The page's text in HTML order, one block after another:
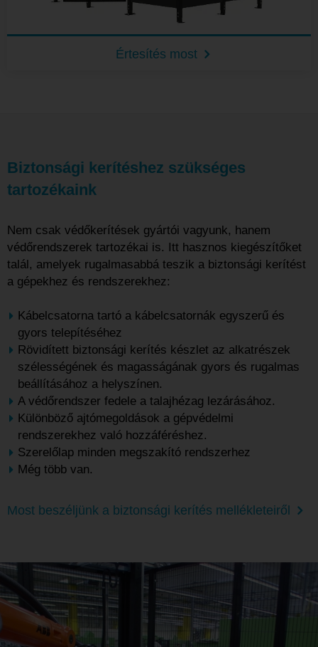
Értesítés most
Biztonsági kerítéshez szükséges
tartozékaink
Nem csak védőkerítések gyártói vagyunk, hanem
védőrendszerek tartozékai is. Itt hasznos kiegészítőket
talál, amelyek rugalmasabbá teszik a biztonsági kerítést
a gépekhez és rendszerekhez:
Kábelcsatorna tartó a kábelcsatornák egyszerű és
gyors telepítéséhez
Rövidített biztonsági kerítés készlet az alkatrészek
szélességének és magasságának gyors és rugalmas
beállításához a helyszínen.
A védőrendszer fedele a talajhézag lezárásához.
Különböző ajtómegoldások a gépvédelmi
rendszerekhez való hozzáféréshez.
Szerelőlap minden megszakító rendszerhez
Még több van.
Most beszéljünk a biztonsági kerítés mellékleteiről